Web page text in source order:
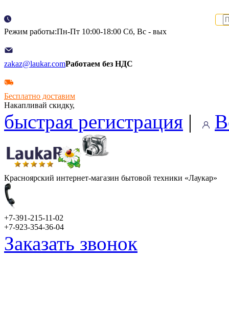
Режим работы:Пн-Пт 10:00-18:00 Сб, Вс - вых
zakaz@laukar.comРаботаем без НДС
Бесплатно доставим
Накапливай скидку,
быстрая регистрация |
Красноярский интернет-магазин бытовой техники «Лаукар»
+7-391-215-11-02
+7-923-354-36-04
Заказать звонок